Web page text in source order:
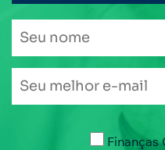
Finanças